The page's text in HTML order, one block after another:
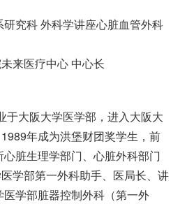
究科 外科学讲座心脏血管外科
来医疗中心 中心长
于大阪大学医学部，进入大阪大
年成为洪堡财团奖学生，前
脏生理学部门、心脏外科部门
学部第一外科助手、医局长、讲
学部脏器控制外科（第一外